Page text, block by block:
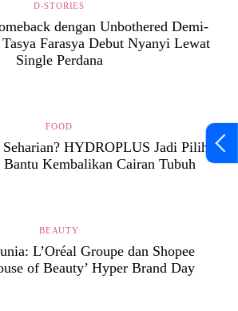
D-STORIES
dengan Unbothered Demi-
Farasya Debut Nyanyi Lewat
Single Perdana
FOOD
HYDROPLUS Jadi Pilihan
Kembalikan Cairan Tubuh
BEAUTY
L’Oréal Groupe dan Shopee
of Beauty’ Hyper Brand Day